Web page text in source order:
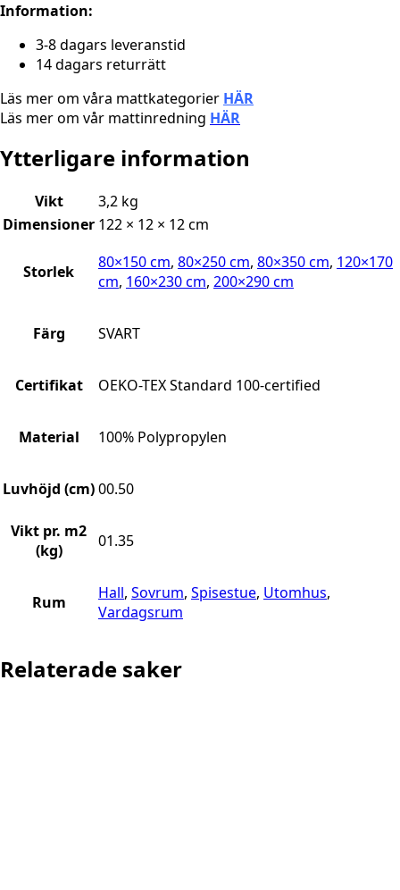
Information:
3-8 dagars leveranstid
14 dagars returrätt
Läs mer om våra mattkategorier HÄR
Läs mer om vår mattinredning HÄR
Ytterligare information
Vikt
3,2 kg
Dimensioner 122 × 12 × 12 cm
Storlek 80×150 cm, 80×250 cm, 80×350 cm, 120×170
cm, 160×230 cm, 200×290 cm
Färg SVART
Certifikat OEKO-TEX Standard 100-certified
Material 100% Polypropylen
Luvhöjd (cm)00.50
Vikt pr. m2
(kg)
01.35
Rum Hall, Sovrum, Spisestue, Utomhus,
Vardagsrum
Relaterade saker